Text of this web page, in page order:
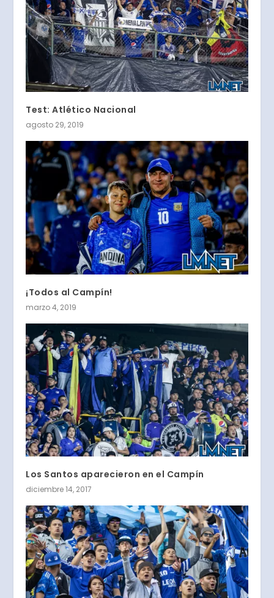
Test: Atlético Nacional
agosto 29, 2019
¡Todos al Campín!
marzo 4, 2019
Los Santos aparecieron en el Campín
diciembre 14, 2017